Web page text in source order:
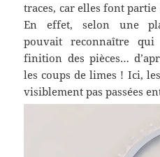
traces, car elles font partie
En effet, selon une
pouvait reconnaître
finition des pièces…
les coups de limes ! Ici,
visiblement pas passées